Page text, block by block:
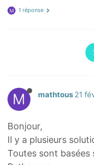
M 1 réponse
M mathtous 21
Bonjour,
Il y a plusieurs
Toutes sont basées